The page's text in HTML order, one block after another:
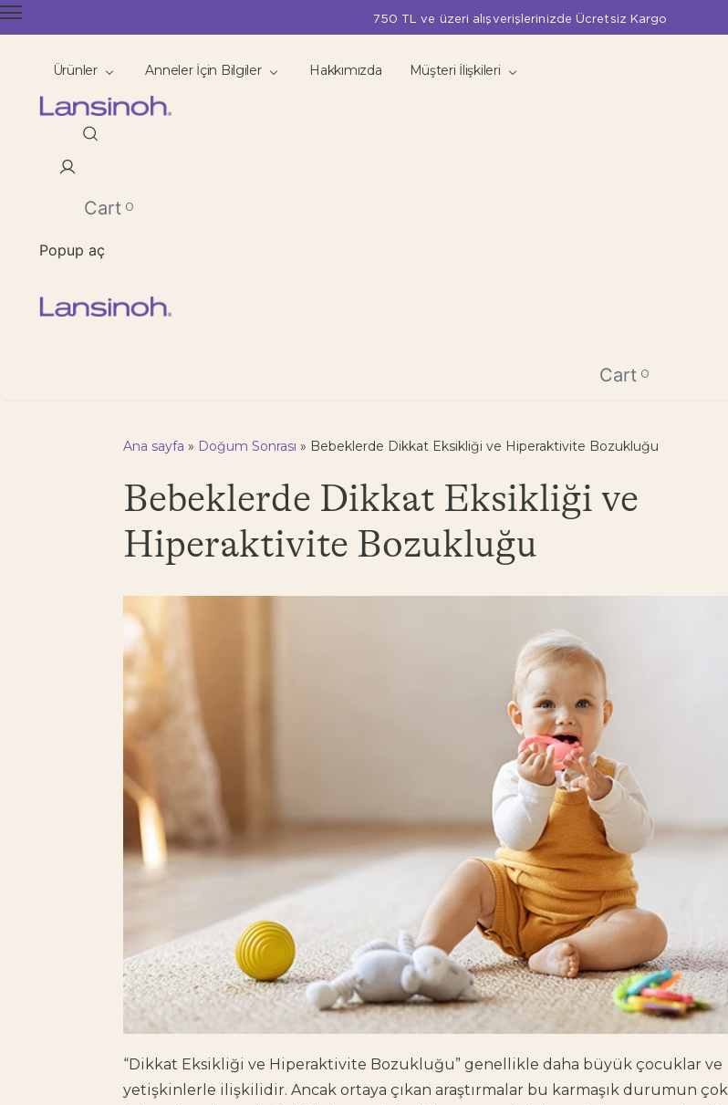
750 TL ve üzeri alışverişlerinizde Ücretsiz Kargo
Ürünler Anneler İçin Bilgiler Hakkımızda Müşteri İlişkileri
0
Cart
Popup aç
0
Cart
Ana sayfa » Doğum Sonrası » Bebeklerde Dikkat Eksikliği ve Hiperaktivite Bozukluğu
Bebeklerde Dikkat Eksikliği ve
Hiperaktivite Bozukluğu
“Dikkat Eksikliği ve Hiperaktivite Bozukluğu” genellikle daha büyük çocuklar ve
yetişkinlerle ilişkilidir. Ancak ortaya çıkan araştırmalar bu karmaşık durumun çok